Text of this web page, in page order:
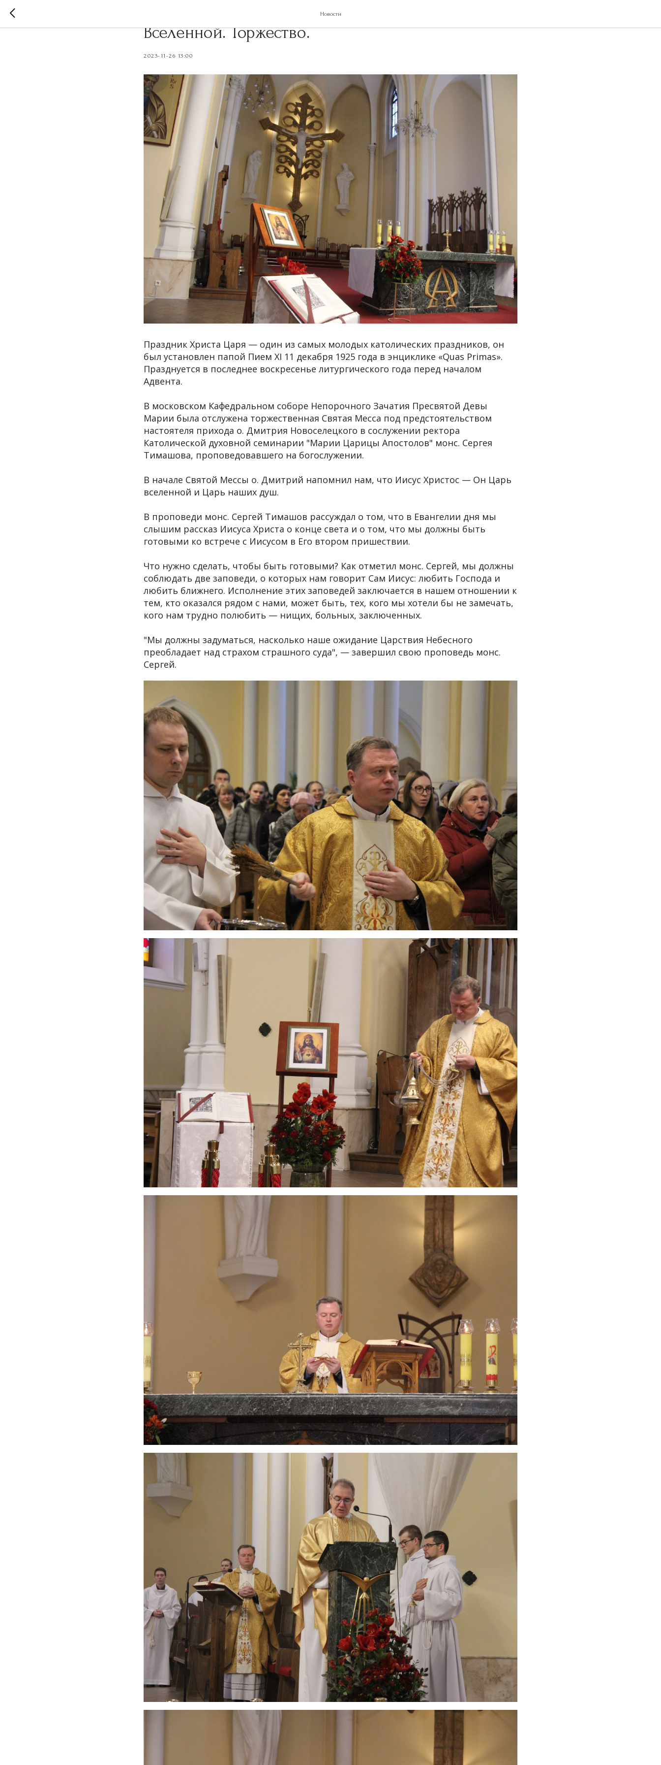
Новости
26 ноября — Господь наш Иисус Христос, Царь
Вселенной. Торжество.
2023-11-26 13:00
Праздник Христа Царя — один из самых молодых католических праздников, он
был установлен папой Пием XI 11 декабря 1925 года в энциклике «Quas Primas».
Празднуется в последнее воскресенье литургического года перед началом
Адвента.
В московском Кафедральном соборе Непорочного Зачатия Пресвятой Девы
Марии была отслужена торжественная Святая Месса под предстоятельством
настоятеля прихода о. Дмитрия Новоселецкого в сослужении ректора
Католической духовной семинарии "Марии Царицы Апостолов" монс. Сергея
Тимашова, проповедовавшего на богослужении.
В начале Святой Мессы о. Дмитрий напомнил нам, что Иисус Христос — Он Царь
вселенной и Царь наших душ.
В проповеди монс. Сергей Тимашов рассуждал о том, что в Евангелии дня мы
слышим рассказ Иисуса Христа о конце света и о том, что мы должны быть
готовыми ко встрече с Иисусом в Его втором пришествии.
Что нужно сделать, чтобы быть готовыми? Как отметил монс. Сергей, мы должны
соблюдать две заповеди, о которых нам говорит Сам Иисус: любить Господа и
любить ближнего. Исполнение этих заповедей заключается в нашем отношении к
тем, кто оказался рядом с нами, может быть, тех, кого мы хотели бы не замечать,
кого нам трудно полюбить — нищих, больных, заключенных.
"Мы должны задуматься, насколько наше ожидание Царствия Небесного
преобладает над страхом страшного суда", — завершил свою проповедь монс.
Сергей.